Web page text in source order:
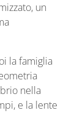
un
la famiglia
nella
e la lente